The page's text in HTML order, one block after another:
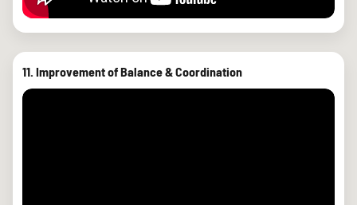
11. Improvement of Balance & Coordination